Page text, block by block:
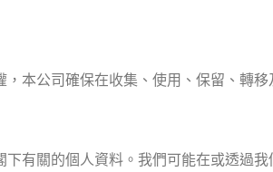
本公司確保在收集、使用、保留、轉
下有關的個人資料。我們可能在或透過